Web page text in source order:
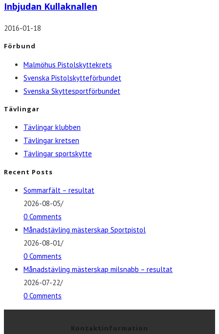
Inbjudan Kullaknallen
2016-01-18
Förbund
Malmöhus Pistolskyttekrets
Svenska Pistolskytteförbundet
Svenska Skyttesportförbundet
Tävlingar
Tävlingar klubben
Tävlingar kretsen
Tävlingar sportskytte
Recent Posts
Sommarfält – resultat
2026-08-05/
0 Comments
Månadstävling mästerskap Sportpistol
2026-08-01/
0 Comments
Månadstävling mästerskap milsnabb – resultat
2026-07-22/
0 Comments
Kontaktinformation